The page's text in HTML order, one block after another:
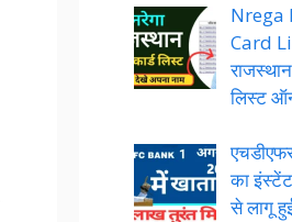
Nrega
Card
लिस्ट
का
से लागू